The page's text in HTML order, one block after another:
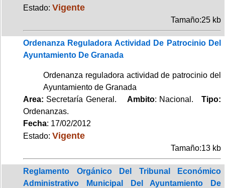
Estado: Vigente
Tamaño:25 kb
Ordenanza Reguladora Actividad De Patrocinio Del
Ayuntamiento De Granada
Ordenanza reguladora actividad de patrocinio del
Ayuntamiento de Granada
Area: Secretaría General. Ambito: Nacional.Tipo:
Ordenanzas.
Fecha: 17/02/2012
Estado: Vigente
Tamaño:13 kb
Reglamento Orgánico Del Tribunal Económico
Administrativo Municipal Del Ayuntamiento De